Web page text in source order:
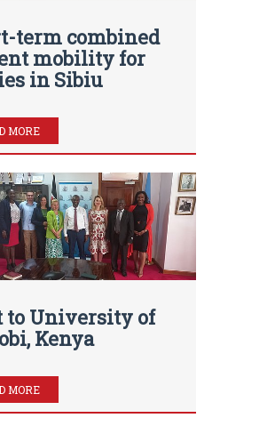
term combined
mobility for
in Sibiu
MORE
to University of
Kenya
MORE